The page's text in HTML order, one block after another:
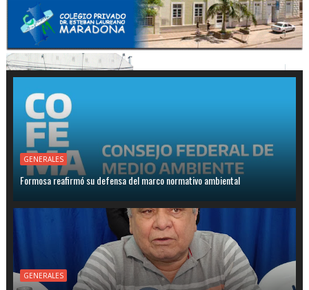
GENERALES
Formosa reafirmó su defensa del marco normativo ambiental
GENERALES